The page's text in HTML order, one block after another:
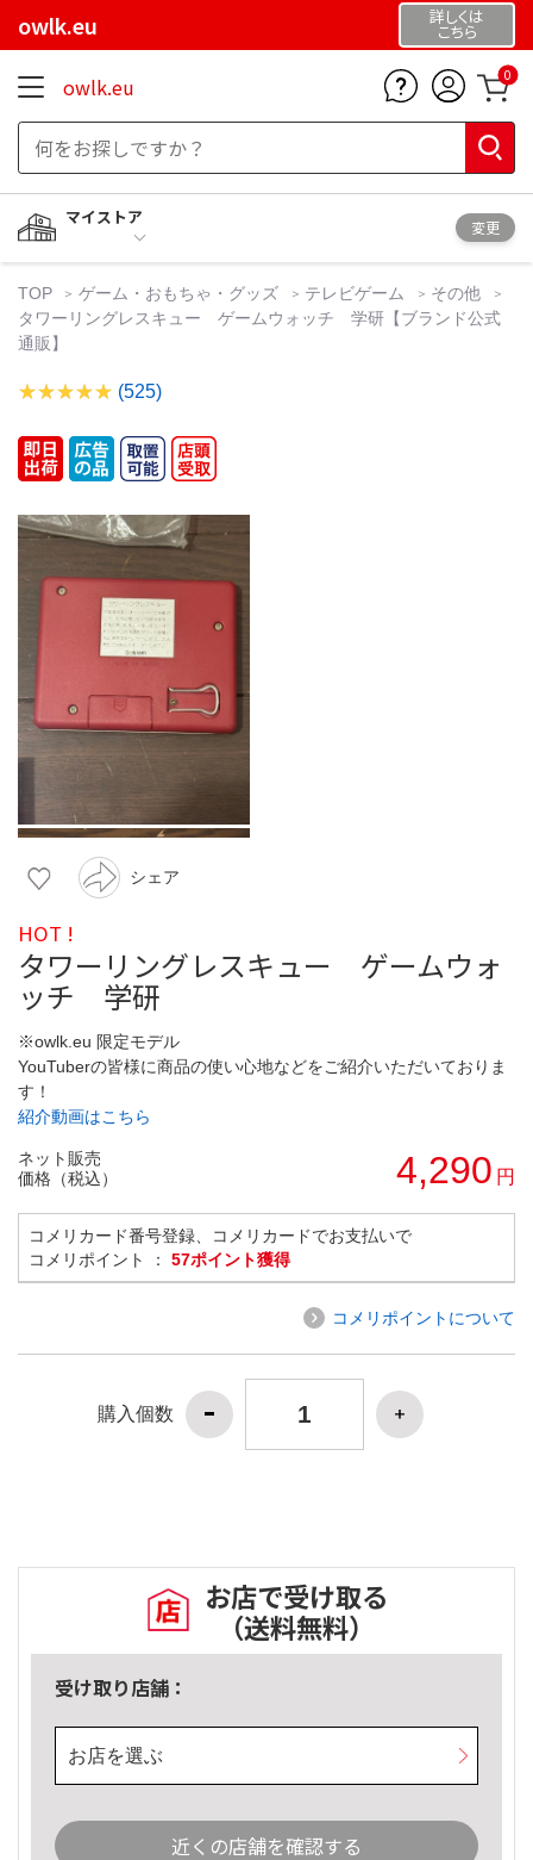
owlk.eu 詳しくは
こちら
owlk.eu 0
マイストア
変更
TOP ゲーム・おもちゃ・グッズ テレビゲーム
その他
タワーリングレスキュー ゲームウォッチ 学研【ブランド公式
通販】
(525)
シェア
HOT !
タワーリングレスキュー ゲームウォ
ッチ 学研
※owlk.eu 限定モデル
YouTuberの皆様に商品の使い心地などをご紹介いただいておりま
す！
紹介動画はこちら
ネット販売
価格（税込）
4,290 円
コメリカード番号登録、コメリカードでお支払いで
コメリポイント ： 57ポイント獲得
コメリポイントについて
購入個数
お店で受け取る
（送料無料）
受け取り店舗：
お店を選ぶ
近くの店舗を確認する